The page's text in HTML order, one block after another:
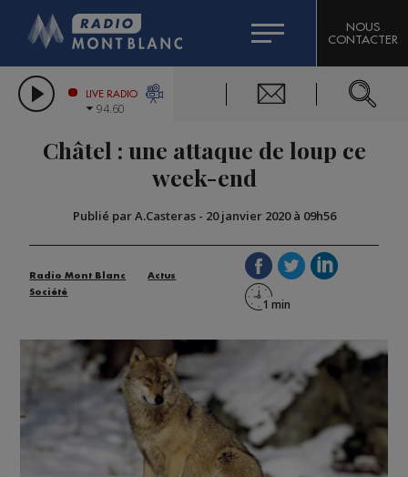
LES CHRONIQUES DE L'EXPERT
CITIZEN MACHINERY
GRAND MASSIF DOMAINES SKIABLES
BIGARD
COMPAGNIE DU MONT-BLANC
NOUS
CONTACTER
LIVE RADIO
94.60
Châtel : une attaque de loup ce
week-end
Publié par A.Casteras- 20 janvier 2020 à 09h56
Radio Mont Blanc
Actus
Société